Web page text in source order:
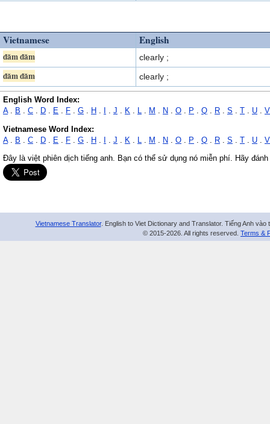
Vietnamese English
đăm đăm clearly ;
đăm đăm clearly ;
English Word Index:
A. B . C . D . E . F . G . H . . J . K . L . M . N . O . P . Q . R . S . . U . V
Vietnamese Word Index:
A. B C D E F G H J K M N O P Q R S T U V
Đây là việt phiên dịch tiếng anh. Bạn có thể sử dụng nó miễn phí. Hãy
Vietnamese Translator. English to Viet Dictionary and Translator. Tiếng Anh
© 2015-2026. All rights reserved. Terms &